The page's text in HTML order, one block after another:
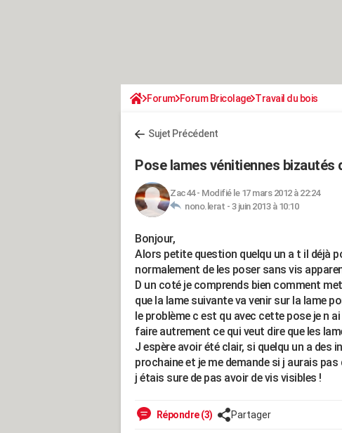
Forum Forum Bricolage Travail du bois
Sujet Précédent
Pose lames vénitiennes bizautés
Zac44- Modifié le 17 mars 2012 à 22:24
nono.lerat - 3 juin 2013 à 10:10
Bonjour,
Alors petite question quelqu un a t il déjà
normalement de les poser sans vis
D un coté je comprends bien comment
que la lame suivante va venir sur la lame
le problème c est qu avec cette pose je n
faire autrement ce qui veut dire que les
J espère avoir été clair, si quelqu un a des
prochaine et je me demande si j aurais
j étais sure de pas avoir de vis visibles !
Répondre (3) Partager